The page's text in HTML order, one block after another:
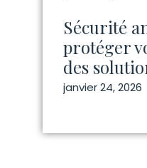
Sécurité
protéger
des
janvier 24, 2026